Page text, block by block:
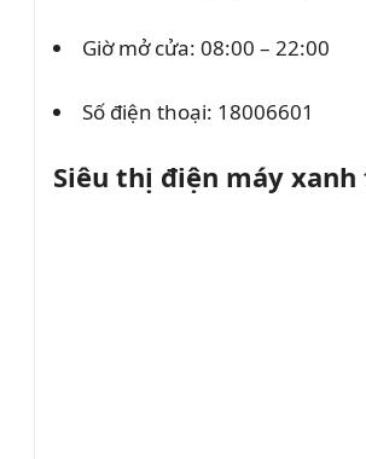
Giờ mở cửa: 08:00 – 22:00
Số điện thoại: 18006601
Siêu thị điện máy